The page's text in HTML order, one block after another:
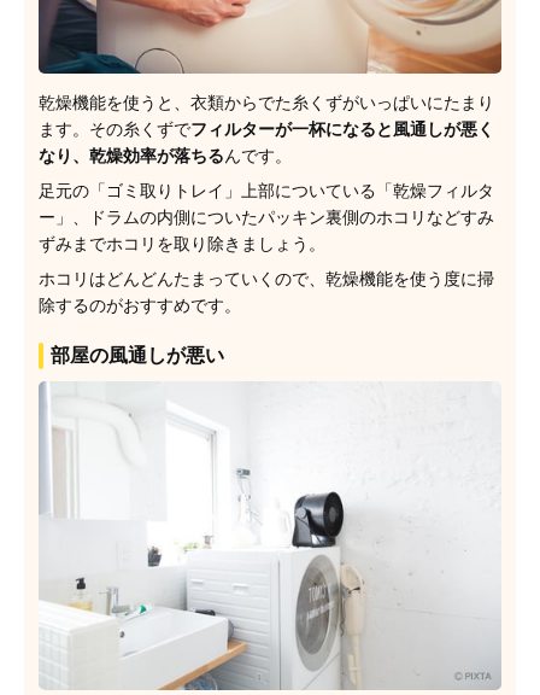
乾燥機能を使うと、衣類からでた糸くずがいっぱいにたまり
ます。その糸くずでフィルターが一杯になると風通しが悪く
なり、乾燥効率が落ちるんです。
足元の「ゴミ取りトレイ」上部についている「乾燥フィルタ
ー」、ドラムの内側についたパッキン裏側のホコリなどすみ
ずみまでホコリを取り除きましょう。
ホコリはどんどんたまっていくので、乾燥機能を使う度に掃
除するのがおすすめです。
部屋の風通しが悪い